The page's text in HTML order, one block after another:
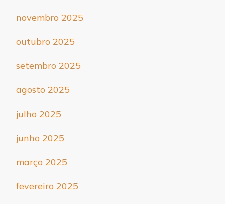
novembro 2025
outubro 2025
setembro 2025
agosto 2025
julho 2025
junho 2025
março 2025
fevereiro 2025